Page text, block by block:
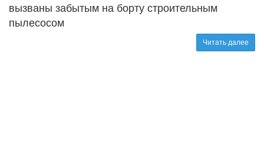
вызваны забытым на борту строительным
пылесосом
Читать далее